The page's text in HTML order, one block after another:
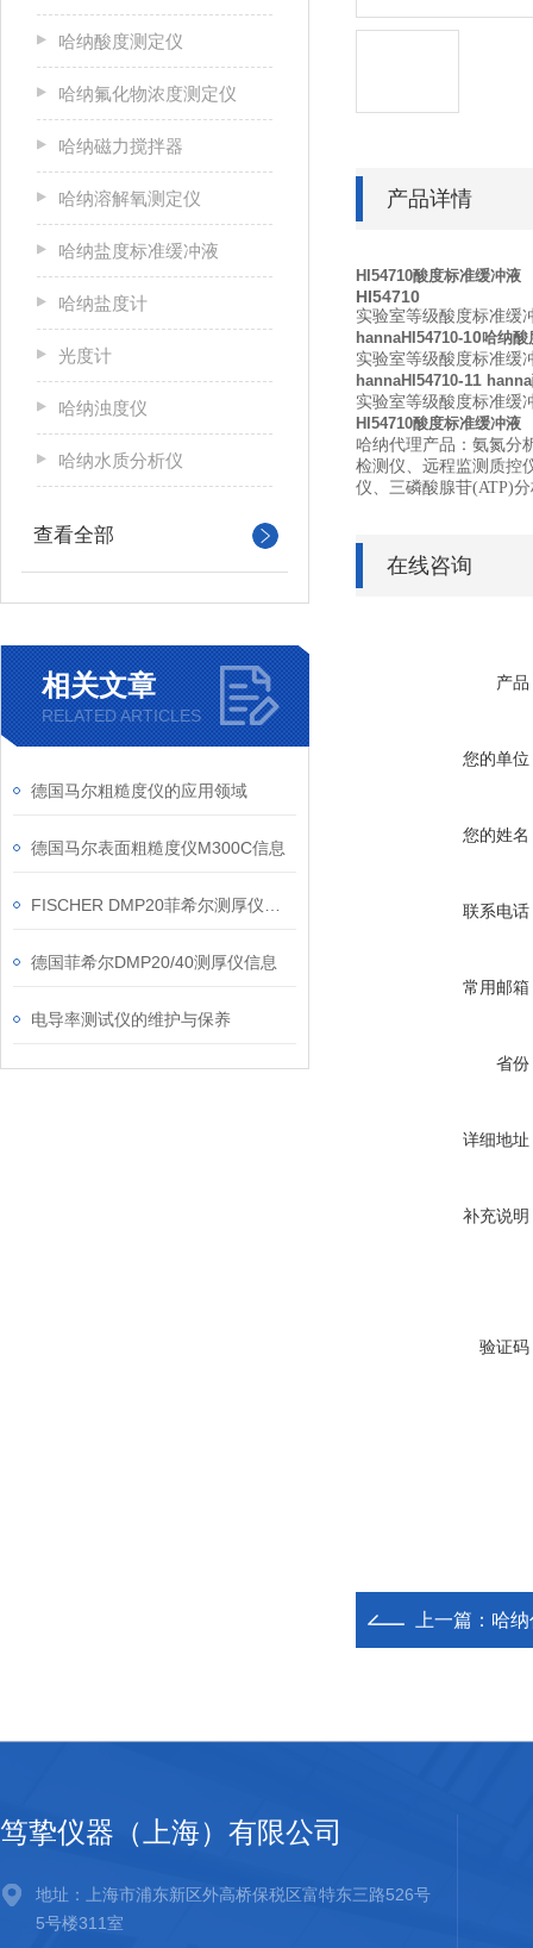
哈纳酸度测定仪
哈纳氟化物浓度测定仪
哈纳磁力搅拌器
哈纳溶解氧测定仪
哈纳盐度标准缓冲液
哈纳盐度计
光度计
哈纳浊度仪
哈纳水质分析仪
查看全部
相关文章
RELATED ARTICLES
德国马尔粗糙度仪的应用领域
德国马尔表面粗糙度仪M300C信息
德国菲希尔DMP20/40测厚仪信息
电导率测试仪的维护与保养
产品详情
HI54710酸度标准缓冲液
HI54710
实验室等级酸度标准缓
hannaHI54710-10哈纳酸
实验室等级酸度标准缓
hannaHI54710-11
实验室等级酸度标准缓
HI54710酸度标准缓冲液
哈纳代理产品： 氨氮分
检测仪、 远程监测质控
仪、 三磷酸腺苷(ATP)
在线咨询
产品
您的单位
您的姓名
联系电话
常用邮箱
省份
详细地址
补充说明
验证码
上一篇： 哈
笃挚仪器（上海）有限公司
地址：上海市浦东新区外高桥保税区富特东三路526号
5号楼311室